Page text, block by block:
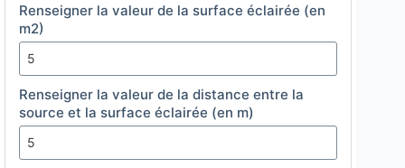
Renseigner la valeur de la surface éclairée (en
m2)
Renseigner la valeur de la distance entre la
source et la surface éclairée (en m)